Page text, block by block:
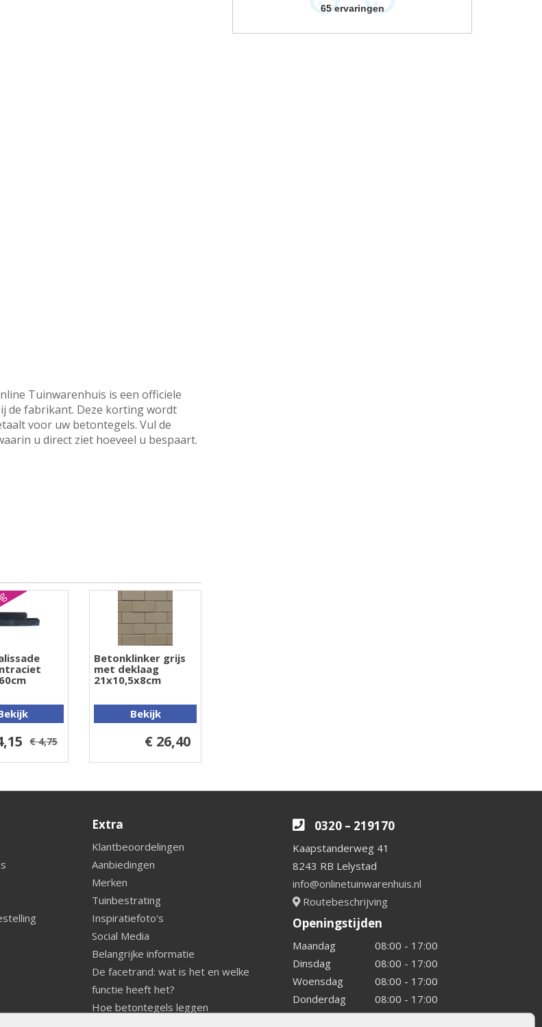
Tuinwarenhuis is een officiele
de fabrikant. Deze korting wordt
voor uw betontegels. Vul de
u direct ziet hoeveel u bespaart.
€ 4,75
Betonklinker grijs
met deklaag
21x10,5x8cm
Bekijk
€ 26,40
65 ervaringen
Extra
Klantbeoordelingen
Aanbiedingen
Merken
Tuinbestrating
Inspiratiefoto's
Social Media
Belangrijke informatie
De facetrand: wat is het en welke
functie heeft het?
Hoe betontegels leggen
0320 – 219170
Kaapstanderweg 41
8243 RB Lelystad
info@onlinetuinwarenhuis.nl
Routebeschrijving
Openingstijden
Maandag
08:00 - 17:00
Dinsdag
08:00 - 17:00
Woensdag
08:00 - 17:00
Donderdag
08:00 - 17:00
Vrijdag
08:00 - 17:00